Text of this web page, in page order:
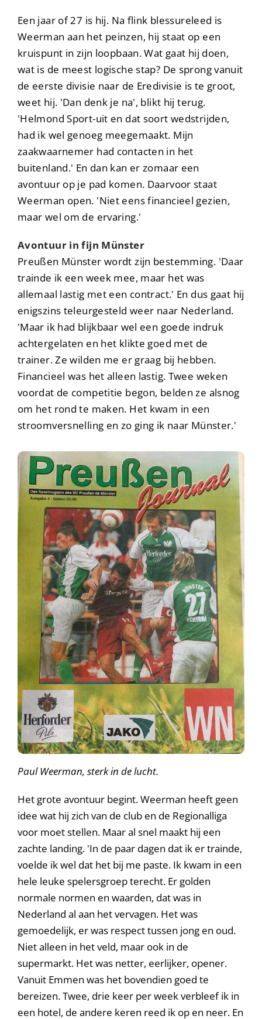
Een jaar of 27 is hij. Na flink blessureleed is
Weerman aan het peinzen, hij staat op een
kruispunt in zijn loopbaan. Wat gaat hij doen,
wat is de meest logische stap? De sprong vanuit
de eerste divisie naar de Eredivisie is te groot,
weet hij. 'Dan denk je na', blikt hij terug.
'Helmond Sport-uit en dat soort wedstrijden,
had ik wel genoeg meegemaakt. Mijn
zaakwaarnemer had contacten in het
buitenland.' En dan kan er zomaar een
avontuur op je pad komen. Daarvoor staat
Weerman open. 'Niet eens financieel gezien,
maar wel om de ervaring.'
Avontuur in fijn Münster
Preußen Münster wordt zijn bestemming. 'Daar
trainde ik een week mee, maar het was
allemaal lastig met een contract.' En dus gaat hij
enigszins teleurgesteld weer naar Nederland.
'Maar ik had blijkbaar wel een goede indruk
achtergelaten en het klikte goed met de
trainer. Ze wilden me er graag bij hebben.
Financieel was het alleen lastig. Twee weken
voordat de competitie begon, belden ze alsnog
om het rond te maken. Het kwam in een
stroomversnelling en zo ging ik naar Münster.'
Paul Weerman, sterk in de lucht.
Het grote avontuur begint. Weerman heeft geen
idee wat hij zich van de club en de Regionalliga
voor moet stellen. Maar al snel maakt hij een
zachte landing. 'In de paar dagen dat ik er trainde,
voelde ik wel dat het bij me paste. Ik kwam in een
hele leuke spelersgroep terecht. Er golden
normale normen en waarden, dat was in
Nederland al aan het vervagen. Het was
gemoedelijk, er was respect tussen jong en oud.
Niet alleen in het veld, maar ook in de
supermarkt. Het was netter, eerlijker, opener.
Vanuit Emmen was het bovendien goed te
bereizen. Twee, drie keer per week verbleef ik in
een hotel, de andere keren reed ik op en neer. En